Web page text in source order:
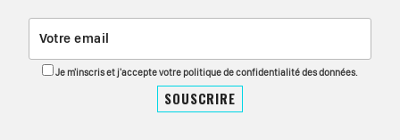
Je m'inscris et j'accepte votre politique de confidentialité des données.